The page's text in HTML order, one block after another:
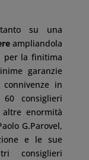
su una
ampliandola
per la finitima
garanzie
in
consiglieri
enormità
G.Parovel,
e le sue
consiglieri